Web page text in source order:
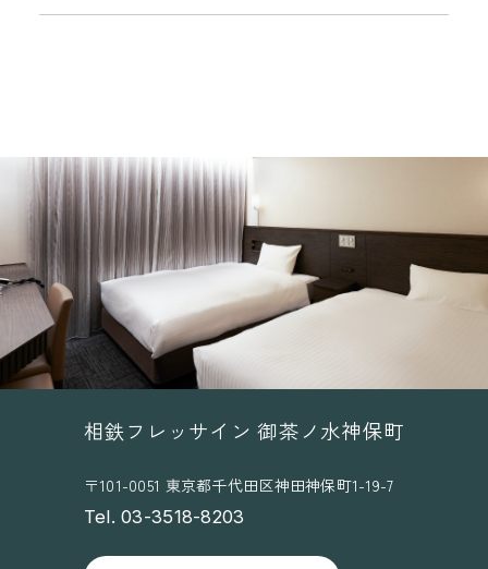
相鉄フレッサイン 御茶ノ水神保町
〒101-0051 東京都千代田区神田神保町1-19-7
Tel. 03-3518-8203